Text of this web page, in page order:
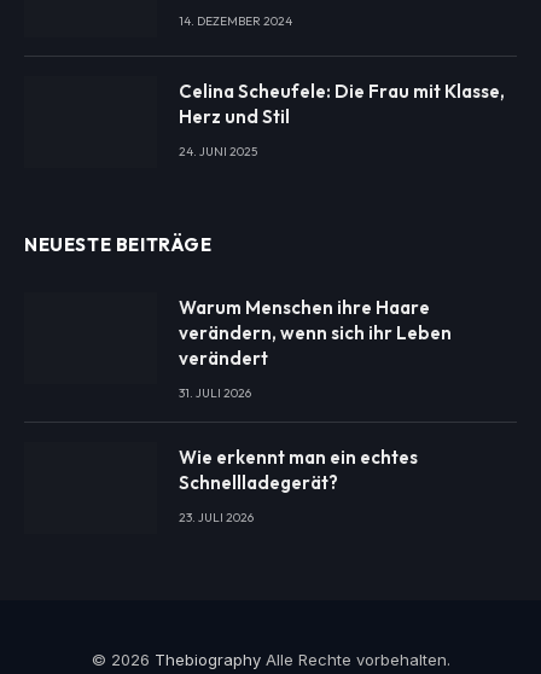
14. DEZEMBER 2024
Celina Scheufele: Die Frau mit Klasse,
Herz und Stil
24. JUNI 2025
NEUESTE BEITRÄGE
Warum Menschen ihre Haare
verändern, wenn sich ihr Leben
verändert
31. JULI 2026
Wie erkennt man ein echtes
Schnellladegerät?
23. JULI 2026
© 2026 ThebiographyAlle Rechte vorbehalten.